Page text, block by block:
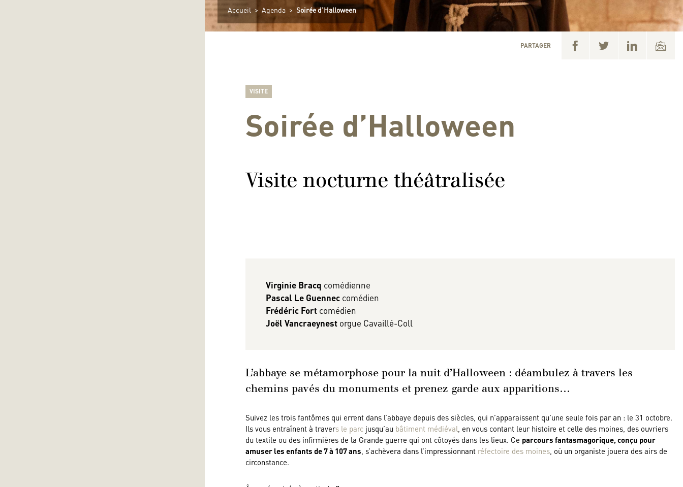
Accueil > Agenda > Soirée d’Halloween
PARTAGER
VISITE
Soirée d’Halloween
Visite nocturne théâtralisée
Virginie Bracq comédienne
Pascal Le Guennec comédien
Frédéric Fort comédien
Joël Vancraeynest orgue Cavaillé-Coll
L’abbaye se métamorphose pour la nuit d’Halloween : déambulez à travers les
chemins pavés du monuments et prenez garde aux apparitions…
Suivez les trois fantômes qui errent dans l’abbaye depuis des siècles, qui n’apparaissent qu’une seule fois par an : le 31 octobre.
Ils vous entraînent à travers le parc jusqu’au bâtiment médiéval, en vous contant leur histoire et celle des moines, des ouvriers
du textile ou des infirmières de la Grande guerre qui ont côtoyés dans les lieux. Ce parcours fantasmagorique, conçu pour
amuser les enfants de 7 à 107 ans, s’achèvera dans l’impressionnant réfectoire des moines, où un organiste jouera des airs de
circonstance.